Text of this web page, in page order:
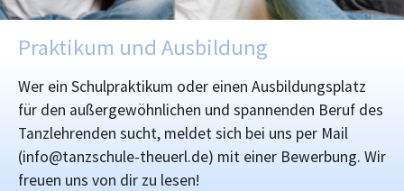
Praktikum und Ausbildung
Wer ein Schulpraktikum oder einen Ausbildungsplatz
für den außergewöhnlichen und spannenden Beruf des
Tanzlehrenden sucht, meldet sich bei uns per Mail
(info@tanzschule-theuerl.de) mit einer Bewerbung. Wir
freuen uns von dir zu lesen!